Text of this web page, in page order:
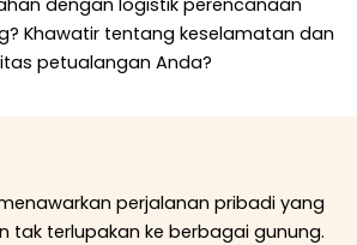
Khawatir tentang keselamatan dan
petualangan Anda?
perjalanan pribadi yang
tak terlupakan ke berbagai gunung.